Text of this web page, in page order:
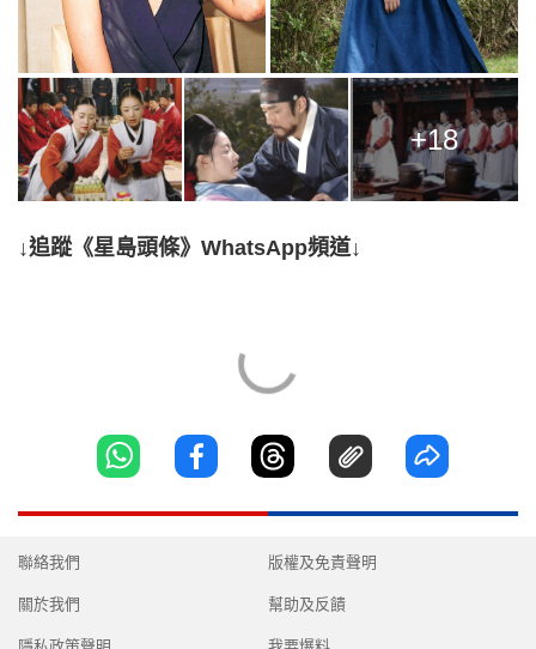
+18
↓追蹤《星島頭條》WhatsApp頻道↓
聯絡我們
關於我們
版權及免責聲明
幫助及反饋